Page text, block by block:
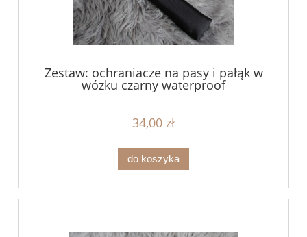
Zestaw: ochraniacze na pasy i pałąk w
wózku czarny waterproof
34,00 zł
do koszyka